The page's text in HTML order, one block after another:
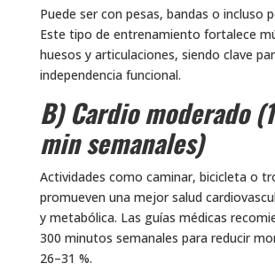
Puede ser con pesas, bandas o incluso
Este tipo de entrenamiento fortalece
huesos y articulaciones, siendo clave
independencia funcional.
B) Cardio moderado
min semanales)
Actividades como caminar, bicicleta o
promueven una mejor salud
y metabólica. Las guías médicas
300 minutos semanales para reducir
26–31 %.